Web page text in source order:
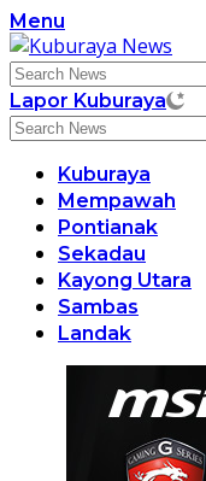
Skip
to
content
Menu
Lapor Kuburaya
Kuburaya
Mempawah
Pontianak
Sekadau
Kayong Utara
Sambas
Landak